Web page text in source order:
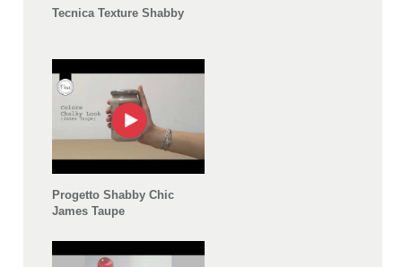
Tecnica Texture Shabby
Progetto Shabby Chic
James Taupe